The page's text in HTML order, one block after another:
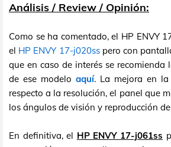
Análisis / Review / Opinión:
Como se ha comentado, el HP ENVY
el HP ENVY 17-j020sspero con
que en caso de interés se recomienda
de ese modelo aquí. La mejora en
respecto a la resolución, el panel que
los ángulos de visión y reproducción
En definitiva, el HP ENVY 17-j061ss